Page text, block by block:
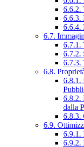
6.6.2.
6.6.3.
6.6.4.
6.7.
6.7.1.
6.7.2.
6.7.3.
6.8.
6.8.1.
6.8.2.
dalla
6.8.3.
6.9.
6.9.1.
6.9.2.